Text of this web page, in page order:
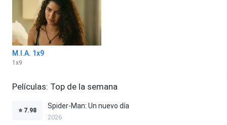
M.I.A. 1x9
1 x9
Películas: Top de la semana
⭐ 7.98
Spider-Man: Un nuevo día
2026